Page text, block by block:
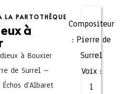
LA PARTOTHÈQUE
à
à Bouxier
de Surrel –
d’Albaret
Compositeur
: Pierre de
Surrel
Voix :
1